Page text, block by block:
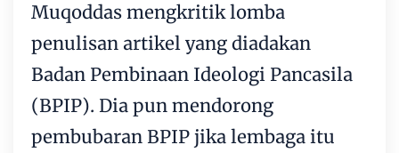
Muqoddas mengkritik lomba
penulisan artikel yang diadakan
Badan Pembinaan Ideologi Pancasila
(BPIP). Dia pun mendorong
pembubaran BPIP jika lembaga itu